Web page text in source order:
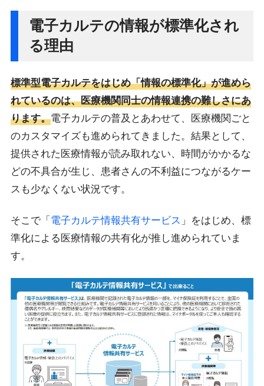
電子カルテの情報が標準化され
る理由
標準型電子カルテをはじめ「情報の標準化」が進めら
れているのは、医療機関同士の情報連携の難しさにあ
ります。電子カルテの普及とあわせて、医療機関ごと
のカスタマイズも進められてきました。結果として、
提供された医療情報が読み取れない、時間がかかるな
どの不具合が生じ、患者さんの不利益につながるケー
スも少なくない状況です。
そこで「 電子カルテ情報共有サービス 」をはじめ、標
準化による医療情報の共有化が推し進められていま
す。